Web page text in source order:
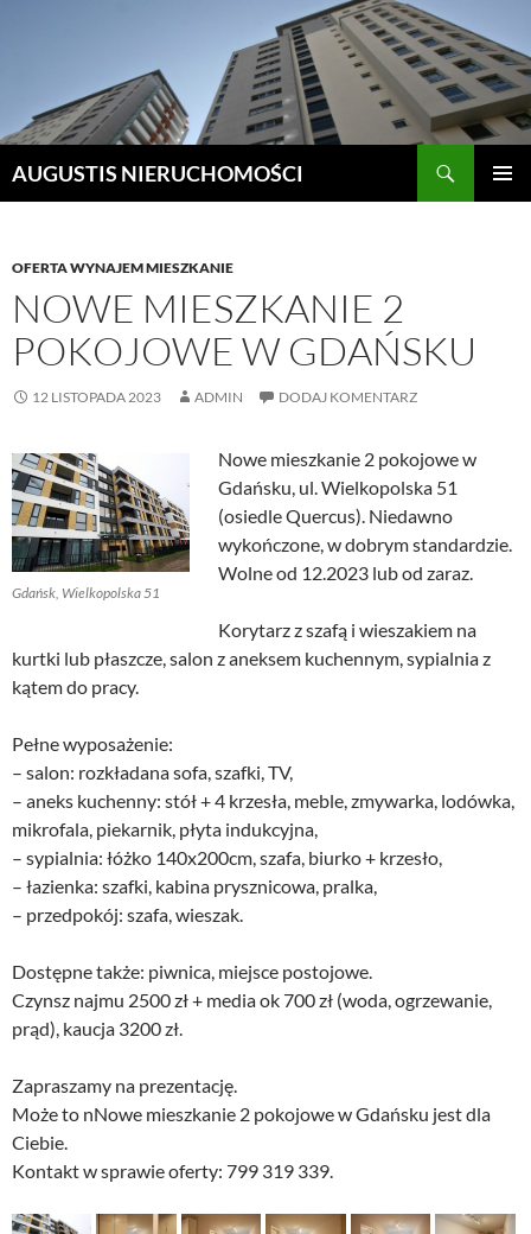
AUGUSTIS NIERUCHOMOŚCI
OFERTA WYNAJEM MIESZKANIE
NOWE MIESZKANIE 2
POKOJOWE W GDAŃSKU
12 LISTOPADA 2023 ADMIN DODAJ KOMENTARZ
Gdańsk, Wielkopolska 51
Nowe mieszkanie 2 pokojowe w
Gdańsku, ul. Wielkopolska 51
(osiedle Quercus). Niedawno
wykończone, w dobrym standardzie.
Wolne od 12.2023 lub od zaraz.
Korytarz z szafą i wieszakiem na
kurtki lub płaszcze, salon z aneksem kuchennym, sypialnia z
kątem do pracy.
Pełne wyposażenie:
– salon: rozkładana sofa, szafki, TV,
– aneks kuchenny: stół + 4 krzesła, meble, zmywarka, lodówka,
mikrofala, piekarnik, płyta indukcyjna,
– sypialnia: łóżko 140x200cm, szafa, biurko + krzesło,
– łazienka: szafki, kabina prysznicowa, pralka,
– przedpokój: szafa, wieszak.
Dostępne także: piwnica, miejsce postojowe.
Czynsz najmu 2500 zł + media ok 700 zł (woda, ogrzewanie,
prąd), kaucja 3200 zł.
Zapraszamy na prezentację.
Może to nNowe mieszkanie 2 pokojowe w Gdańsku jest dla
Ciebie.
Kontakt w sprawie oferty: 799 319 339.